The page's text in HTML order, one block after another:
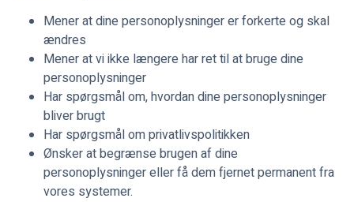
Mener at dine personoplysninger er forkerte og skal
ændres
Mener at vi ikke længere har ret til at bruge dine
personoplysninger
Har spørgsmål om, hvordan dine personoplysninger
bliver brugt
Har spørgsmål om privatlivspolitikken
Ønsker at begrænse brugen af dine
personoplysninger eller få dem fjernet permanent fra
vores systemer.